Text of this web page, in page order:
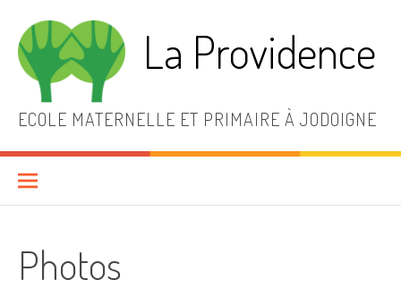
contenu
La Providence
ECOLE MATERNELLE ET PRIMAIRE À JODOIGNE
Photos